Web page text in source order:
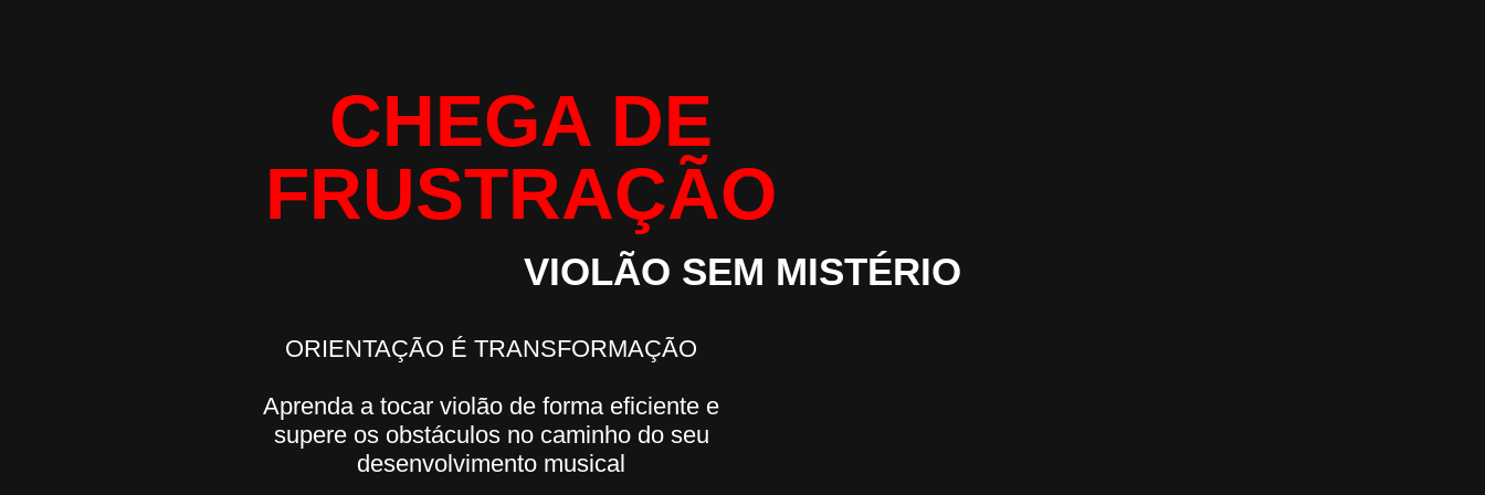
CHEGA DE
FRUSTRAÇÃO
VIOLÃO SEM MISTÉRIO
ORIENTAÇÃO É TRANSFORMAÇÃO
Aprenda a tocar violão de forma eficiente e
supere os obstáculos no caminho do seu
desenvolvimento musical